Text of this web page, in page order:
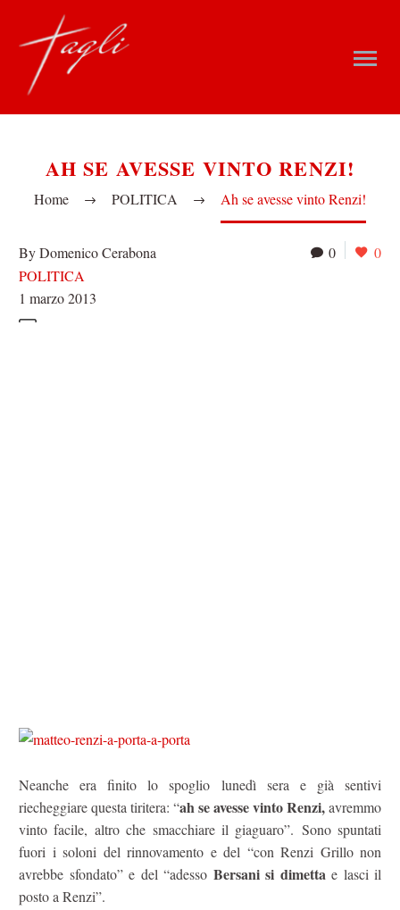
AH SE AVESSE VINTO RENZI!
Home POLITICA Ah se avesse vinto Renzi!
0 0
By Domenico Cerabona
POLITICA
1 marzo 2013
Neanche era finito lo spoglio lunedì sera e già sentivi
riecheggiare questa tiritera: “ah se avesse vinto Renzi,avremmo
vinto facile, altro che smacchiare il giaguaro”. Sono spuntati
fuori i soloni del rinnovamento e del “con Renzi Grillo non
avrebbe sfondato” e del “adesso Bersani si dimetta e lasci il
posto a Renzi”.